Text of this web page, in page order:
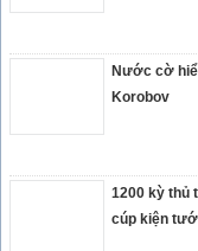
Nước cờ
Korobov
1200 kỳ thủ
cúp kiện